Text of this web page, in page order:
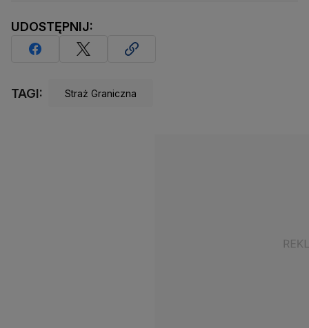
UDOSTĘPNIJ:
TAGI: Straż Graniczna